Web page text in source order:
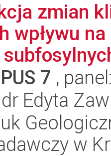
zmian
wpływu
7 ,
Edyta
w